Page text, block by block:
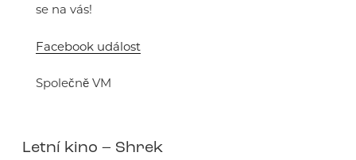
se na vás!
Facebook událost
Společně VM
Letní kino – Shrek